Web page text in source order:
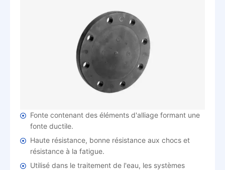
Fonte contenant des éléments d'alliage formant une
fonte ductile.
Haute résistance, bonne résistance aux chocs et
résistance à la fatigue.
Utilisé dans le traitement de l'eau, les systèmes